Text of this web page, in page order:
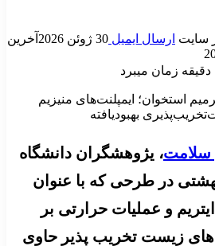
سایت ارسال ایمیل 30 ژوئن 2026
آخرین
سلامت، یژوهشگران دانشگاه
در طرحی که با عنوان
و عملیات حرارتی بر
زیست تخریب پذیر حاوی